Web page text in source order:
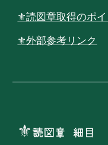
⚜読図章取得のポイ
⚜外部参考リンク
⚜読図章 細目